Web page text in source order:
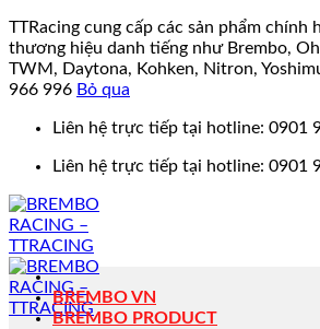
TTRacing cung cấp các sản phẩm chính
thương hiệu danh tiếng như Brembo,
TWM, Daytona, Kohken, Nitron,
966 996 Bỏ qua
Liên hệ trực tiếp tại hotline: 0901
Liên hệ trực tiếp tại hotline: 0901
BREMBO VN
BREMBO PRODUCT